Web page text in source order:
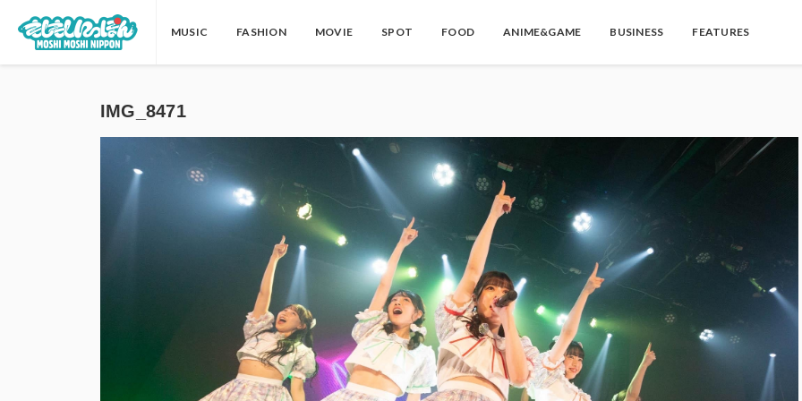
MUSIC FASHION MOVIE SPOT FOOD ANIME&GAME BUSINESS FEATURES
IMG_8471